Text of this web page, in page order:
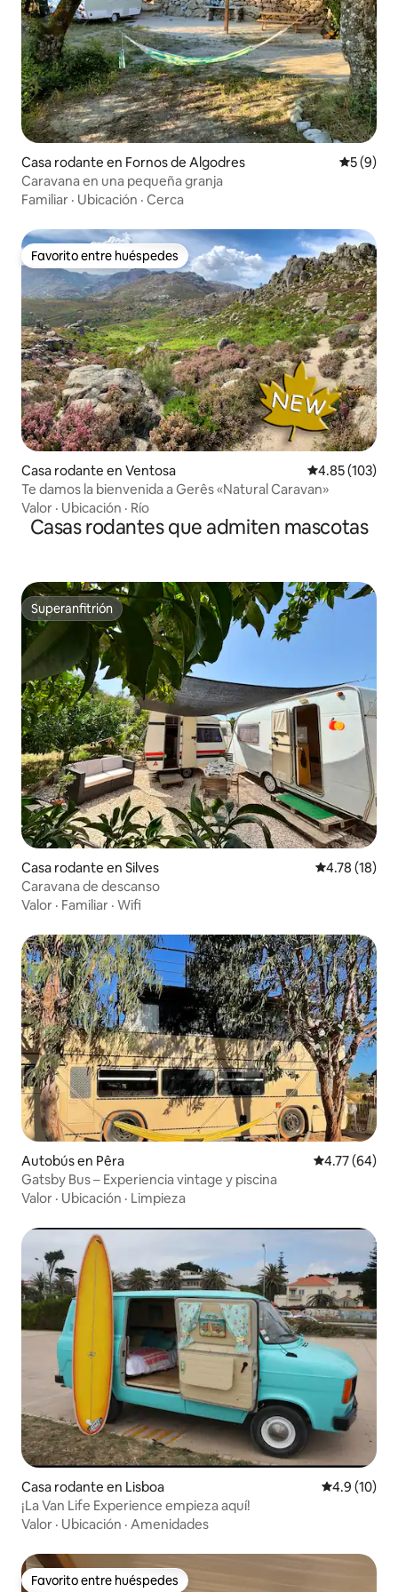
Casa rodante en Fornos de Algodres
5 (9)
Caravana en una pequeña granja
Familiar · Ubicación · Cerca
Favorito entre huéspedes
Favorito entre huéspedes
Casa rodante en Ventosa Calificación
4.85 (103)
Te damos la bienvenida a Gerês «Natural Caravan»
Valor · Ubicación · Río
Casas rodantes que admiten mascotas
Superanfitrión
Superanfitrión
Casa rodante en Silves Calificación
4.78 (18)
Caravana de descanso
Valor · Familiar · Wifi
Autobús en Pêra Calificación
4.77 (64)
Gatsby Bus – Experiencia vintage y piscina
Valor · Ubicación · Limpieza
Casa rodante en Lisboa Calificación
4.9 (10)
¡La Van Life Experience empieza aquí!
Valor · Ubicación · Amenidades
Favorito entre huéspedes
Favorito entre huéspedes